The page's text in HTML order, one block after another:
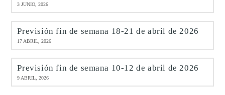
3 JUNIO, 2026
Previsión fin de semana 18-21 de abril de 2026
17 ABRIL, 2026
Previsión fin de semana 10-12 de abril de 2026
9 ABRIL, 2026